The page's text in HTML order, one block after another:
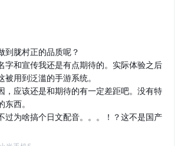
开和珈蓝的天下，比较活跃的就是珈蓝的熊
营销性质太强，走肾拦资源的可以去，走
。
到胧村正的品质呢？
字和宣传我还是有点期待的。实际体验之后
被用到泛滥的手游系统。
，应该还是和期待的有一定差距吧。没有特
西。
过为啥搞个日文配音。。。！？这不是国产